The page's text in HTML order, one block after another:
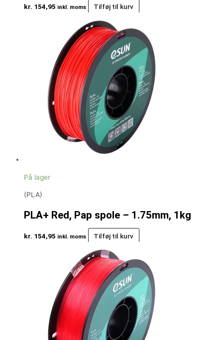
kr. 154,95 inkl. moms Tilføj til kurv
På lager
(PLA)
PLA+ Red, Pap spole – 1.75mm, 1kg
kr. 154,95 inkl. moms Tilføj til kurv